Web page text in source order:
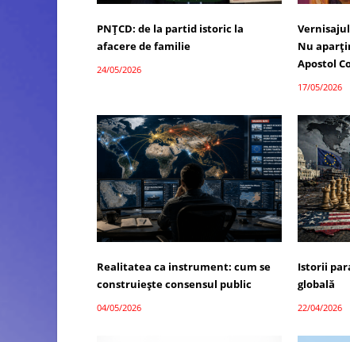
PNȚCD: de la partid istoric la
afacere de familie
24/05/2026
Vernisajul
Nu
Apostol
17/05/2026
Realitatea ca instrument: cum se
construiește consensul public
04/05/2026
Istorii
globală
22/04/2026